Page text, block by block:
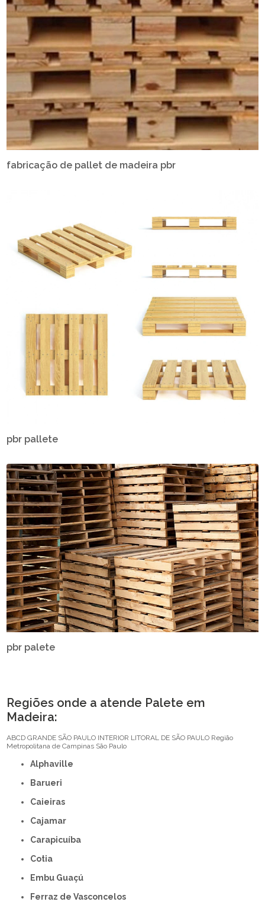
fabricação de pallet de madeira pbr
pbr pallete
pbr palete
Regiões onde a atende Palete em
Madeira:
ABCD GRANDE SÃO PAULO INTERIOR LITORAL DE SÃO PAULO Região
Metropolitana de Campinas São Paulo
Alphaville
Barueri
Caieiras
Cajamar
Carapicuíba
Cotia
Embu Guaçú
Ferraz de Vasconcelos